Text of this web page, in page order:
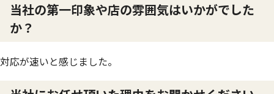
当社の第一印象や店の雰囲気はいかがでした
か？
対応が速いと感じました。